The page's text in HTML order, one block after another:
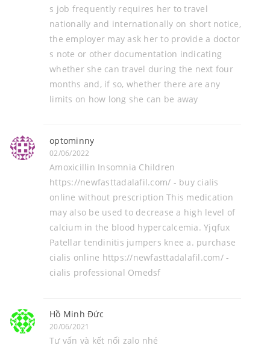
s job frequently requires her to travel
nationally and internationally on short notice,
the employer may ask her to provide a doctor
s note or other documentation indicating
whether she can travel during the next four
months and, if so, whether there are any
limits on how long she can be away
optominny
02/06/2022
Amoxicillin Insomnia Children
https://newfasttadalafil.com/ - buy cialis
online without prescription This medication
may also be used to decrease a high level of
calcium in the blood hypercalcemia. Yjqfux
Patellar tendinitis jumpers knee a. purchase
cialis online https://newfasttadalafil.com/ -
cialis professional Omedsf
Hồ Minh Đức
20/06/2021
Tư vấn và kết nối zalo nhé